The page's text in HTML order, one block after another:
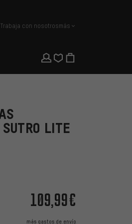
Trabaja con nosotrosmás
LITE
109,99€
más gastos de envío